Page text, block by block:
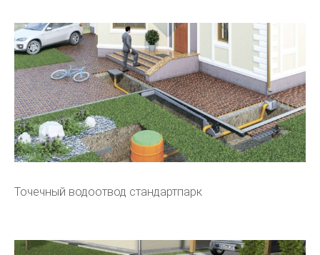
Точечный водоотвод стандартпарк